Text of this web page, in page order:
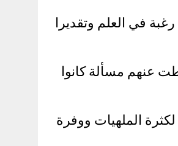
في العلم وتقديرا
عنهم مسألة كانوا
الملهيات ووفرة